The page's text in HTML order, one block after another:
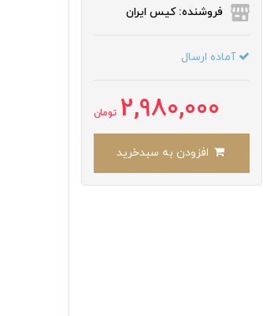
فروشنده: کیس ایران
آماده ارسال
2,980,000 تومان